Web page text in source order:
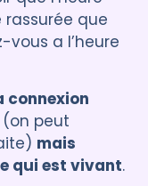
que
vous a l’heure
connexion
(on peut
mais
qui est vivant.